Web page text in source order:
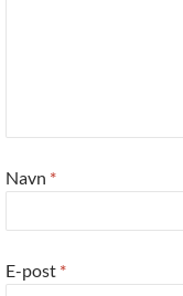
Navn *
E-post *